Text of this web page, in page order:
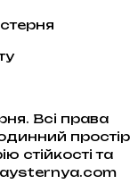
Всі права
простір
стійкості та